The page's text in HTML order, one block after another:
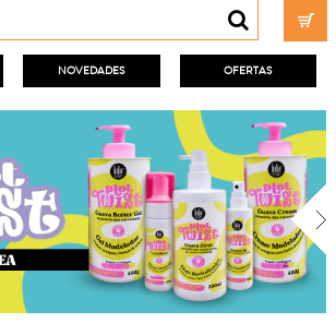
NOVEDADES OFERTAS